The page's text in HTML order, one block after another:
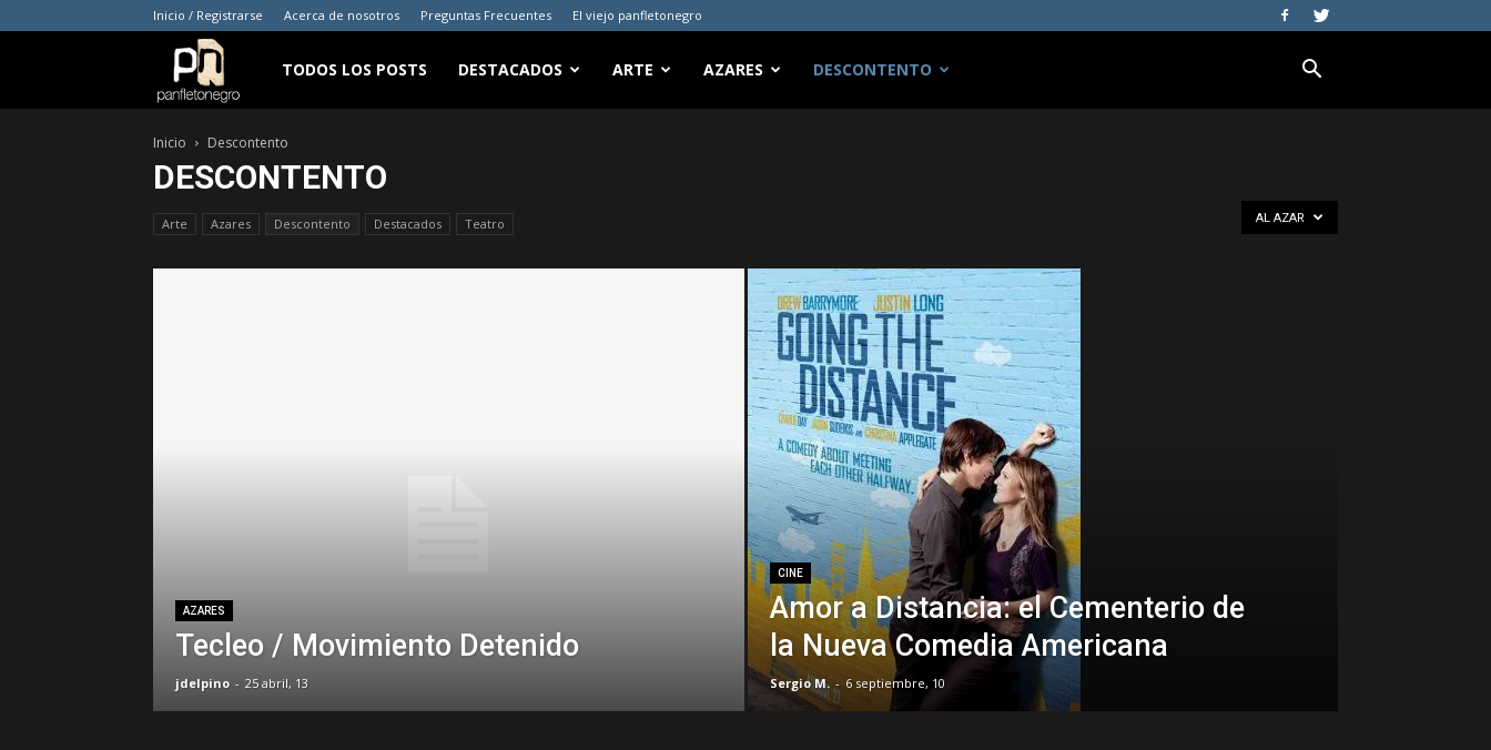
Inicio / Registrarse Acerca de nosotros Preguntas Frecuentes El viejo panfletonegro
panfletonegro
TODOS LOS POSTS DESTACADOS ARTE AZARES DESCONTENTO
Inicio Descontento
DESCONTENTO
Arte Azares Descontento Destacados Teatro AL AZAR
AZARES
Tecleo / Movimiento Detenido
jdelpino - 25 abril, 13
CINE
Amor a Distancia: el Cementerio de
la Nueva Comedia Americana
Sergio M. - 6 septiembre, 10